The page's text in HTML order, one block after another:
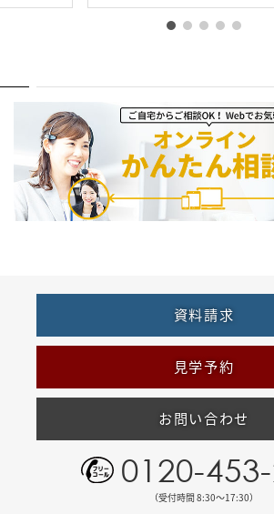
資料請求
見学予約
お問い合わせ
0120-
（受付時間 8:30〜17:30）